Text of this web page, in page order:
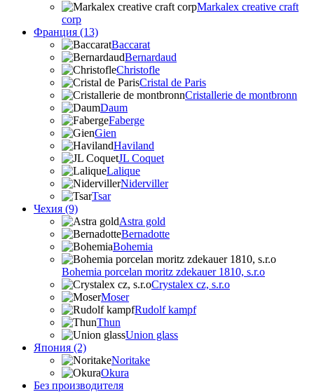
Markalex creative craft
corp
Франция (13)
Baccarat
Bernardaud
Christofle
Cristal de Paris
Cristallerie de montbronn
Daum
Faberge
Gien
Haviland
JL Coquet
Lalique
Niderviller
Tsar
Чехия (9)
Astra gold
Bernadotte
Bohemia
Bohemia porcelan moritz zdekauer 1810, s.r.o
Crystalex cz, s.r.o
Moser
Rudolf kampf
Thun
Union glass
Япония (2)
Noritake
Okura
Без производителя